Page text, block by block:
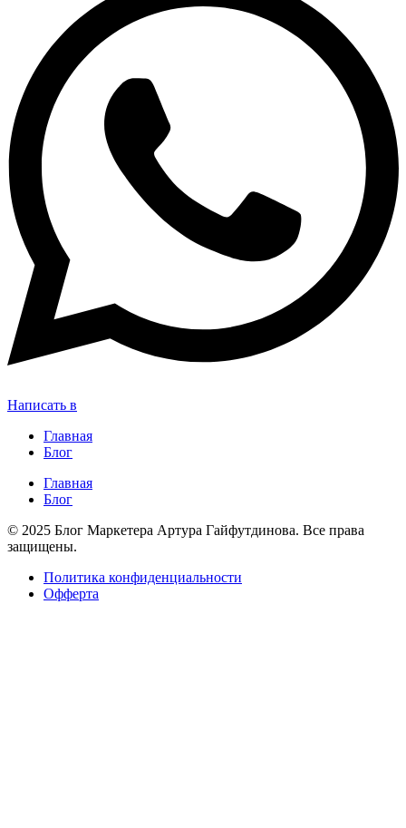
Написать в
Главная
Блог
Главная
Блог
© 2025 Блог Маркетера Артура Гайфутдинова. Все права
защищены.
Политика конфиденциальности
Офферта